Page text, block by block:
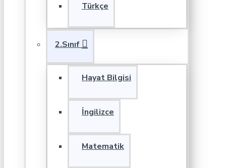
Türkçe
2.Sınıf
Hayat Bilgisi
İngilizce
Matematik